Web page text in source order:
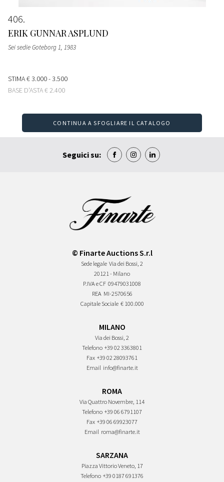
406
ERIK GUNNAR ASPLUND
Sei sedie Goteborg 1, 1983
STIMA€ 3.000 - 3.500
BASE D'ASTA€ 2.400
CONTINUA A SFOGLIARE IL CATALOGO
Seguici su:
© Finarte Auctions S.r.l
Sede legale Via dei Bossi, 2
20121 - Milano
P.IVA e CF 09479031008
REA MI-2570656
Capitale Sociale € 100.000
MILANO
Via dei Bossi, 2
Telefono +39 02 3363801
Fax +39 02 28093761
Email info@finarte.it
ROMA
Via Quattro Novembre, 114
Telefono +39 06 6791107
Fax +39 06 69923077
Email roma@finarte.it
SARZANA
Piazza Vittorio Veneto, 17
Telefono +39 0187 691376